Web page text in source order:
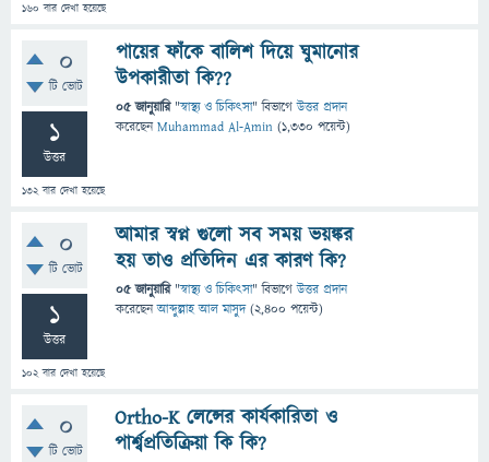
160 বার দেখা হয়েছে
0
টি ভোট
1
উত্তর
132বার দেখা হয়েছে
পায়ের ফাঁকে বালিশ দিয়ে ঘুমানোর
উপকারীতা কি??
05 জানুয়ারি "স্বাস্থ্য ও চিকিৎসা" বিভাগে উত্তর প্রদান
করেছেনMuhammad Al-Amin (1,330 পয়েন্ট)
0
টি ভোট
1
উত্তর
102বার দেখা হয়েছে
আমার স্বপ্ন গুলো সব সময় ভয়ঙ্কর
হয় তাও প্রতিদিন এর কারণ কি?
05 জানুয়ারি "স্বাস্থ্য ও চিকিৎসা" বিভাগে উত্তর প্রদান
করেছেনআব্দুল্লাহ আল মাসুদ (2,400 পয়েন্ট)
0
টি ভোট
Ortho-K লেন্সের কার্যকারিতা ও
পার্শ্বপ্রতিক্রিয়া কি কি?